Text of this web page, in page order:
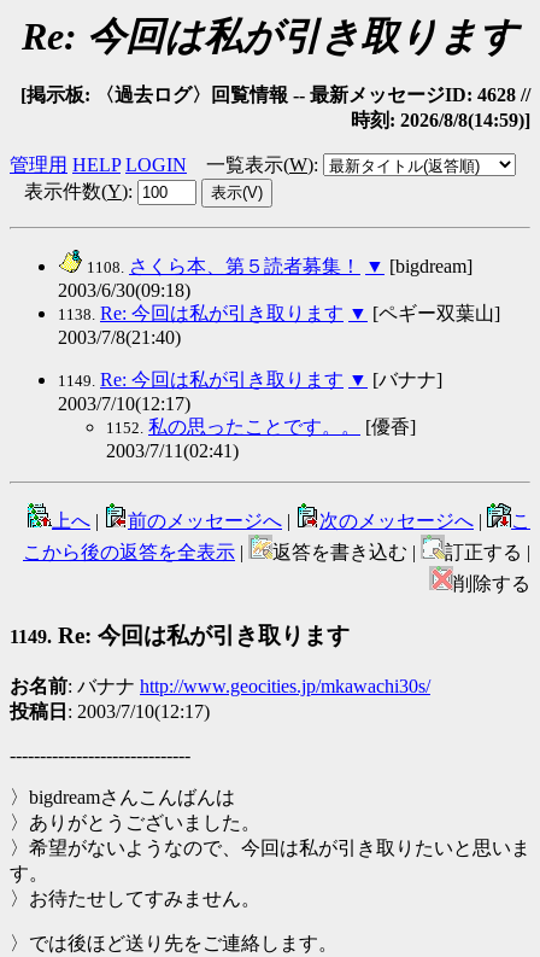
Re: 今回は私が引き取ります
[掲示板: 〈過去ログ〉回覧情報 -- 最新メッセージID: 4628 //
時刻: 2026/8/8(14:59)]
管理用 HELP LOGIN 一覧表示(W):
表示件数(Y):
1108. さくら本、第５読者募集！ ▼ [bigdream]
2003/6/30(09:18)
1138. Re: 今回は私が引き取ります ▼ [ペギー双葉山]
2003/7/8(21:40)
1149. Re: 今回は私が引き取ります ▼ [バナナ]
2003/7/10(12:17)
1152. 私の思ったことです。。
[優香]
2003/7/11(02:41)
上へ | 前のメッセージへ | 次のメッセージへ |
こ
こから後の返答を全表示 | 返答を書き込む |
訂正する |
削除する
1149. Re: 今回は私が引き取ります
お名前: バナナ http://www.geocities.jp/mkawachi30s/
投稿日 : 2003/7/10(12:17)
------------------------------
〉bigdreamさんこんばんは
〉ありがとうございました。
〉希望がないようなので、今回は私が引き取りたいと思いま
す。
〉お待たせしてすみません。
〉では後ほど送り先をご連絡します。